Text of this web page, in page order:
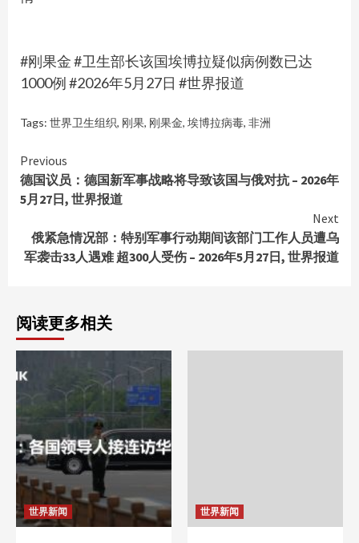
#刚果金 #卫生部长该国埃博拉疑似病例数已达
1000例 #2026年5月27日 #世界报道
Tags: 世界卫生组织, 刚果, 刚果金, 埃博拉病毒, 非洲
Continue
Reading
Previous
德国议员：德国新军事战略将导致该国与俄对抗 – 2026年
5月27日, 世界报道
Next
俄紧急情况部：特别军事行动期间该部门工作人员遭乌
军袭击33人遇难 超300人受伤 – 2026年5月27日, 世界报道
阅读更多相关
世界新闻 世界新闻